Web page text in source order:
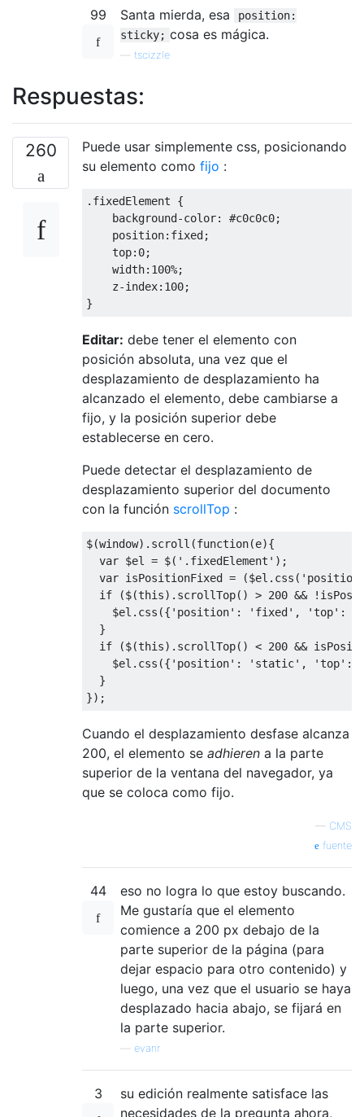
99 Santa mierda, esa
position:
sticky; cosa es mágica.
tscizzle
Respuestas:
260
Puede usar simplemente css, posicionando
su elemento como fijo :
. fixedElement {
    background
-color: #c0c0c0;
    position
: fixed;
    top
: 0;
    width
: 100%;
    z
-index: 100;
}
Editar: debe tener el elemento con
posición absoluta, una vez que el
desplazamiento de desplazamiento ha
alcanzado el elemento, debe cambiarse a
fijo, y la posición superior debe
establecerse en cero.
Puede detectar el desplazamiento de
desplazamiento superior del documento
con la función scrollTop :
$(window). scroll (function(e){
var $el = $( '.fixedElement' );
var isPositionFixed = ($el . css (
if
($(this). scrollTop() > 200 && !
    $el
. css ({ 'position' : 'fixed' , 'top' :
}
if
($(this). scrollTop() < 200 &&
    $el
. css ({ 'position' : 'static' , 'top' :
}
});
Cuando el desplazamiento desfase alcanza
200, el elemento se adhieren a la parte
superior de la ventana del navegador, ya
que se coloca como fijo.
— CMS
fuente
44
eso no logra lo que estoy buscando.
Me gustaría que el elemento
comience a 200 px debajo de la
parte superior de la página (para
dejar espacio para otro contenido) y
luego, una vez que el usuario se haya
desplazado hacia abajo, se fijará en
la parte superior.
evanr
3
su edición realmente satisface las
necesidades de la pregunta ahora,